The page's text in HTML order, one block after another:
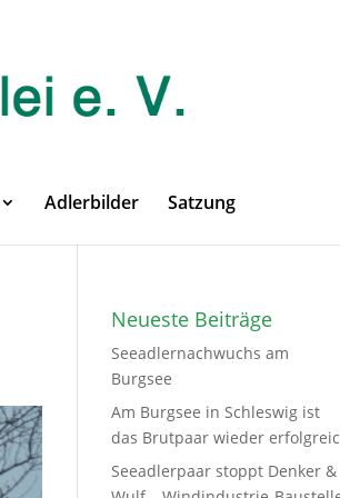
Adlerbilder Satzung
Neueste Beiträge
Seeadlernachwuchs am
Burgsee
Am Burgsee in Schleswig ist
das Brutpaar wieder
Seeadlerpaar stoppt Denker &